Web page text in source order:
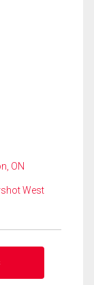
ON
West